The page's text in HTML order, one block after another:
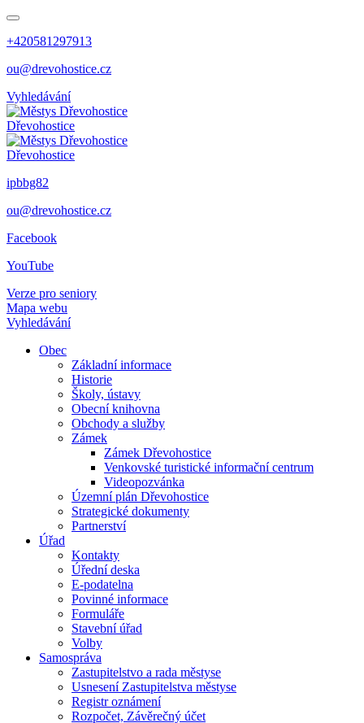
+420581297913
ou@drevohostice.cz
Vyhledávání
Dřevohostice
Dřevohostice
ipbbg82
ou@drevohostice.cz
Facebook
YouTube
Verze pro seniory
Mapa webu
Vyhledávání
Obec
Základní informace
Historie
Školy, ústavy
Obecní knihovna
Obchody a služby
Zámek
Zámek Dřevohostice
Venkovské turistické informační centrum
Videopozvánka
Územní plán Dřevohostice
Strategické dokumenty
Partnerství
Úřad
Kontakty
Úřední deska
E-podatelna
Povinné informace
Formuláře
Stavební úřad
Volby
Samospráva
Zastupitelstvo a rada městyse
Usnesení Zastupitelstva městyse
Registr oznámení
Rozpočet, Závěrečný účet